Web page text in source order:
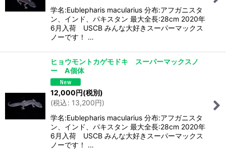
学名:Eublepharis macularius 分布:アフガニスタ
ン、インド、パキスタン 最大全長:28cm 2020年
6月入荷 USCB みんな大好きスーパーマックス
ノーです！ …
ヒョウモントカゲモドキ スーパーマックスノ
ー A個体
12,000円(税別)
(税込: 13,200円)
学名:Eublepharis macularius 分布:アフガニスタ
ン、インド、パキスタン 最大全長:28cm 2020年
6月入荷 USCB みんな大好きスーパーマックス
ノーです！ …